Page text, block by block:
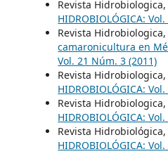
Revista Hidrobiologica,
HIDROBIOLÓGICA:
Revista Hidrobiologica,
camaronicultura en
Vol. 21 Núm. 3 (2011)
Revista Hidrobiologica,
HIDROBIOLÓGICA:
Revista
HIDROBIOLÓGICA:
Revista Hidrobiológica,
HIDROBIOLÓGICA: